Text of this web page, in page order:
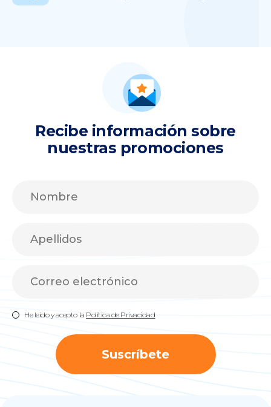
Recibe información sobre
nuestras promociones
He leído y acepto la Política de Privacidad
Suscríbete